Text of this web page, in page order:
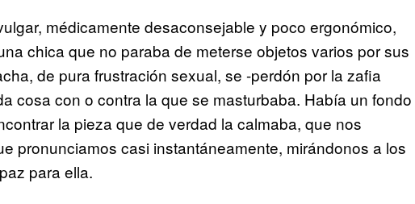
médicamente desaconsejable y poco ergonómico,
chica que no paraba de meterse objetos varios por sus
de pura frustración sexual, se -perdón por la zafia
cosa con o contra la que se masturbaba. Había un fondo
la pieza que de verdad la calmaba, que nos
pronunciamos casi instantáneamente, mirándonos a los
para ella.